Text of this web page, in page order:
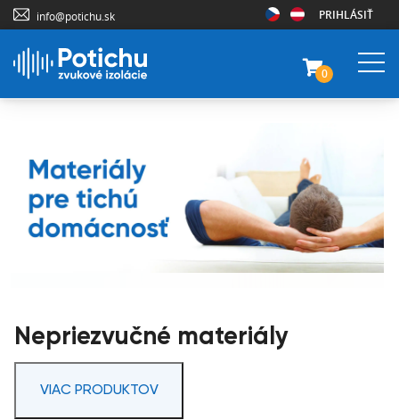
info@potichu.sk PRIHLÁSIŤ
0
Nepriezvučné materiály
VIAC PRODUKTOV